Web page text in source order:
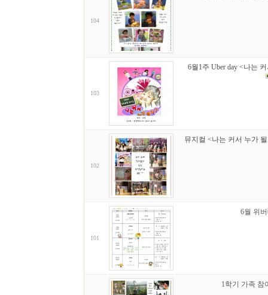
104
103
6월1주 Uber day <나는
102
뮤지컬 <나는 커서 누가
101
6월 위
1학기 가족 참